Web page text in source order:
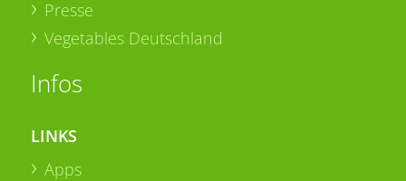
Presse
Vegetables Deutschland
Infos
LINKS
Apps